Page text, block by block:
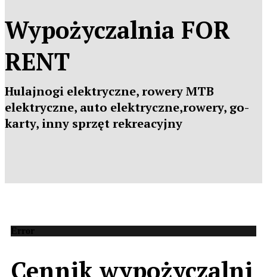
Wypożyczalnia FOR
RENT
Hulajnogi elektryczne, rowery MTB
elektryczne, auto elektryczne,rowery, go-
karty, inny sprzęt rekreacyjny
Error
Cennik wypożyczalni